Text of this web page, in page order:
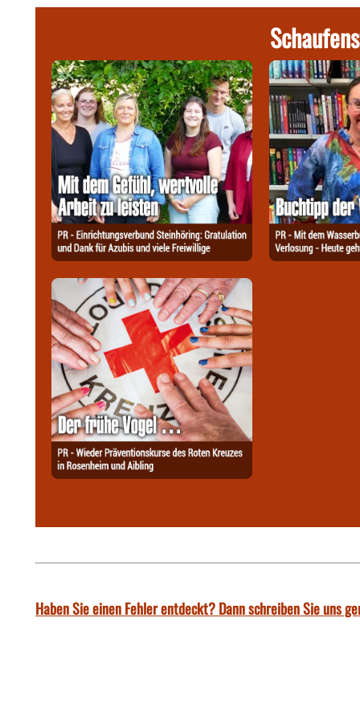
Haben Sie einen Fehler entdeckt? Dann schreiben Sie uns